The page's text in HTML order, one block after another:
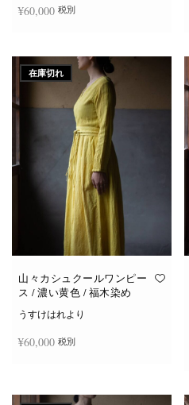
¥60,000 税別
在庫切れ
山々カシュクールワンピー
ス / 濃い黄色 / 福木染め
うすけはれより
¥60,000 税別